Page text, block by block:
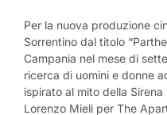
Per la nuova produzione
Sorrentino dal titolo
Campania nel mese di
ricerca di uomini e donne
ispirato al mito della
Lorenzo Mieli per The